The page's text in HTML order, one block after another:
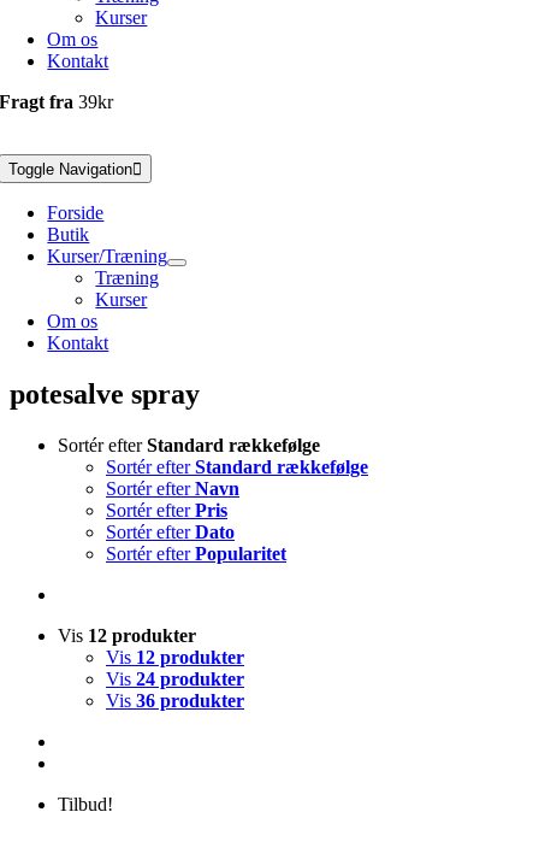
Kurser
Om os
Kontakt
Fragt fra39kr
Toggle Navigation
Forside
Butik
Kurser/Træning
Træning
Kurser
Om os
Kontakt
potesalve spray
Sortér efterStandard rækkefølge
Sortér efterStandard rækkefølge
Sortér efterNavn
Sortér efterPris
Sortér efterDato
Sortér efterPopularitet
Vis 12 produkter
Vis 12 produkter
Vis 24 produkter
Vis 36 produkter
Tilbud!